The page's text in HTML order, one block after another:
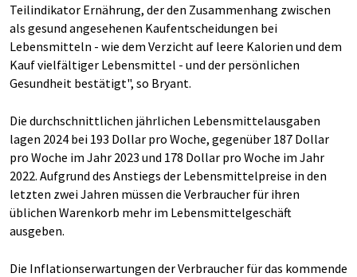
Teilindikator Ernährung, der den Zusammenhang zwischen
als gesund angesehenen Kaufentscheidungen bei
Lebensmitteln - wie dem Verzicht auf leere Kalorien und dem
Kauf vielfältiger Lebensmittel - und der persönlichen
Gesundheit bestätigt", so Bryant.
Die durchschnittlichen jährlichen Lebensmittelausgaben
lagen 2024 bei 193 Dollar pro Woche, gegenüber 187 Dollar
pro Woche im Jahr 2023 und 178 Dollar pro Woche im Jahr
2022. Aufgrund des Anstiegs der Lebensmittelpreise in den
letzten zwei Jahren müssen die Verbraucher für ihren
üblichen Warenkorb mehr im Lebensmittelgeschäft
ausgeben.
Die Inflationserwartungen der Verbraucher für das kommende